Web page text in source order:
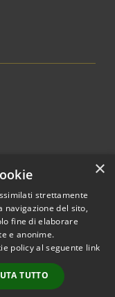
© 2026 • Comune di
• Powered by
•
Accesso
redazione
×
strettamente
navigazione del sito,
fine di elaborare
e anonime.
policy al seguente link
TUTTO